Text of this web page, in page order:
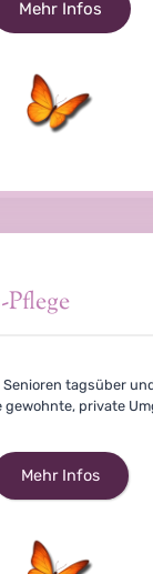
Mehr Infos
Pflege
tagsüber
gewohnte, private
Mehr Infos